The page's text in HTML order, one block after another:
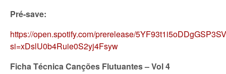
Pré-save:
https://open.spotify.com/prerelease/
si=xDslU0b4Ruie0S2yj4Fsyw
Ficha TécnicaCanções Flutuantes – Vol 4